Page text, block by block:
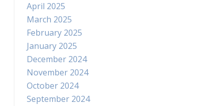
April 2025
March 2025
February 2025
January 2025
December 2024
November 2024
October 2024
September 2024